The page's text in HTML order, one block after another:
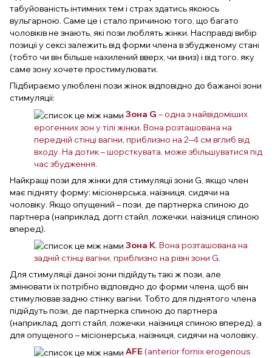
табуйованість інтимних тем і страх здатись якоюсь
вульгарною. Саме це і стало причиною того, що багато
чоловіків не знають, які пози люблять жінки. Насправді вибір
позиції у сексі залежить від форми члена в збудженому стані
(тобто чи він більше нахилений вверх, чи вниз) і від того, яку
саме зону хочете простимулювати.
Підбираємо улюблені пози жінок відповідно до бажаної зони
стимуляції:
Зона G – одна з найвідоміших
ерогенних зон у тілі жінки. Вона розташована на
передній стінці вагіни, приблизно на 2–4 см вглиб від
входу. На дотик – шорсткувата, може збільшуватися під
час збудження.
Найкращі пози для жінки для стимуляції зони G, якщо член
має підняту форму: місіонерська, наїзниця, сидячи на
чоловіку. Якщо опущений – пози, де партнерка спиною до
партнера (наприклад, доггі стайл, ложечки, наїзниця спиною
вперед).
Зона К. Вона розташована на
задній стінці вагіни, приблизно на рівні зони G.
Для стимуляції даної зони підійдуть такі ж пози, але
змінювати їх потрібно відповідно до форми члена, щоб він
стимулював задню стінку вагіни. Тобто для піднятого члена
підійдуть пози, де партнерка спиною до партнера
(наприклад, доггі стайл, ложечки, наїзниця спиною вперед), а
для опущеного – місіонерська, наїзниця, сидячи на чоловіку.
AFE (anterior fornix erogenous